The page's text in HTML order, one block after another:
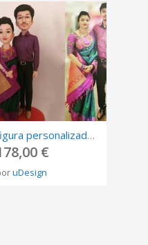
figura personalizada de fotos, 3D retrato Biscuit, muñeca de arte mini me personalizada
€
uDesign